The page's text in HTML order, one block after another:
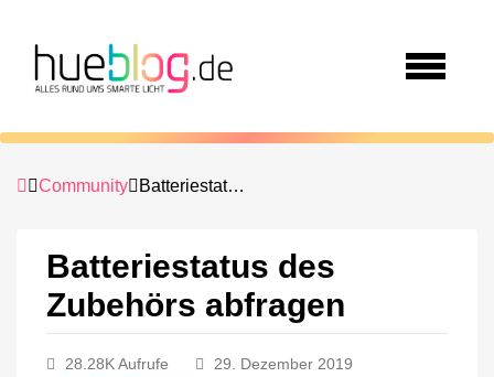
Community Batteriestatus des Zubehörs abfragen
Batteriestatus des
Zubehörs abfragen
28.28K Aufrufe
29. Dezember 2019